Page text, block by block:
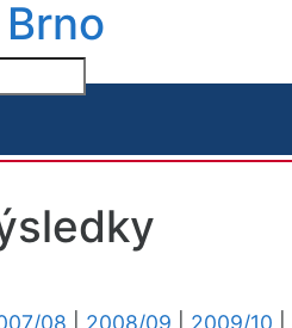
08 2008/09 2009/10